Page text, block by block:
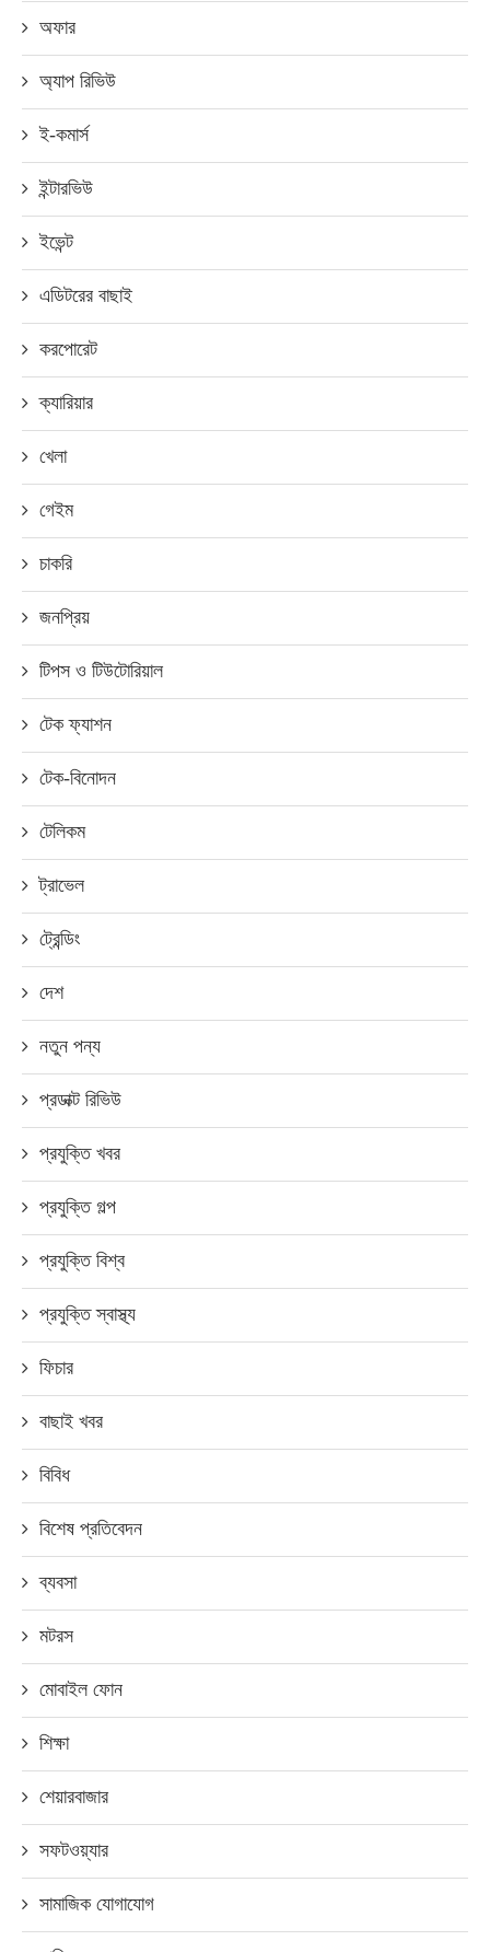
অফার
অ্যাপ রিভিউ
ই-কমার্স
ইন্টারভিউ
ইভেন্ট
এডিটরের বাছাই
করপোরেট
ক্যারিয়ার
খেলা
গেইম
চাকরি
জনপ্রিয়
টিপস ও টিউটোরিয়াল
টেক ফ্যাশন
টেক-বিনোদন
টেলিকম
ট্রাভেল
ট্রেন্ডিং
দেশ
নতুন পন্য
প্রডাক্ট রিভিউ
প্রযুক্তি খবর
প্রযুক্তি গল্প
প্রযুক্তি বিশ্ব
প্রযুক্তি স্বাস্থ্য
ফিচার
বাছাই খবর
বিবিধ
বিশেষ প্রতিবেদন
ব্যবসা
মটরস
মোবাইল ফোন
শিক্ষা
শেয়ারবাজার
সফটওয়্যার
সামাজিক যোগাযোগ